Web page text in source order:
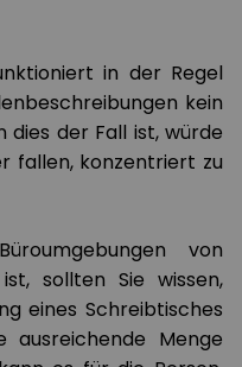
in der Regel
kein
dies der Fall ist, würde
fallen, konzentriert zu
von
sollten Sie wissen,
eines Schreibtisches
Menge